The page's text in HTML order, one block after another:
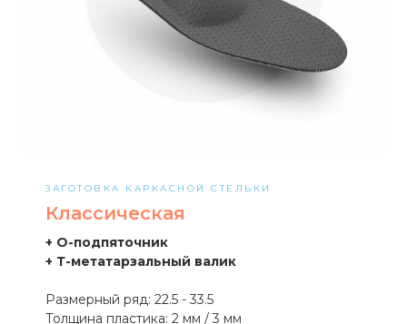
ЗАГОТОВКА КАРКАСНОЙ СТЕЛЬКИ
Классическая
+ О-подпяточник
+ Т-метатарзальный валик
Размерный ряд: 22.5 - 33.5
Толщина пластика: 2 мм / 3 мм